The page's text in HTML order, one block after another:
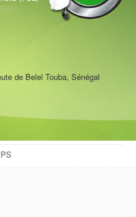
de Belel Touba, Sénégal